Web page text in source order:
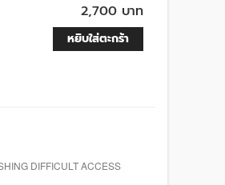
2,700 บาท
หยิบใส่ตะกร้า
DIFFICULT ACCESS